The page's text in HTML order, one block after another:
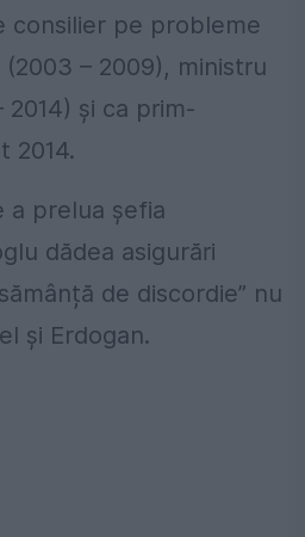
consilier pe probleme
– 2009), ministru
și ca prim-
2014.
a prelua șefia
dădea asigurări
de discordie” nu
și Erdogan.